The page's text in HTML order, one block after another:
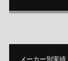
メーカー別実績